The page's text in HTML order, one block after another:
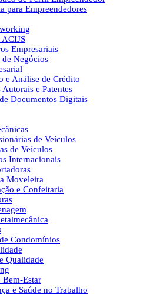
para Empreendedores
ACIJS
Empresariais
de Negócios
e Análise de Crédito
e Patentes
Documentos Digitais
de Veículos
de Veículos
Internacionais
Moveleira
e Confeitaria
Condomínios
Qualidade
Bem-Estar
e Saúde no Trabalho